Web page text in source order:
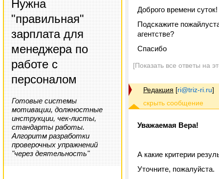
Нужна
"правильная"
зарплата для
менеджера по
работе с
персоналом
Готовые системы
мотивации, должностные
инструкции, чек-листы,
стандарты работы.
Алгоритм разработки
проверочных упражнений
"через деятельность"
Доброго времени суток!
Подскажите
агентстве?
Спасибо
[Показать все ответы на
Редакция [ri@triz-ri.ru]
Уважаемая Вера!
А какие критерии
Уточните, пожалуйста.